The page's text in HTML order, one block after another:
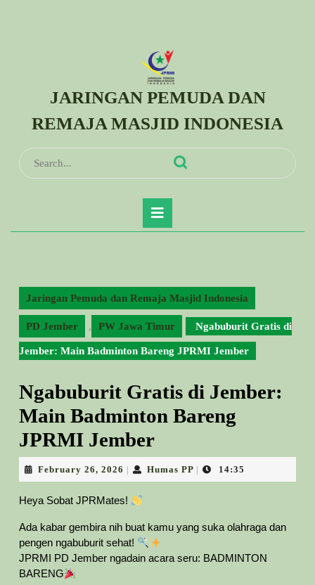
JARINGAN PEMUDA DAN
REMAJA MASJID INDONESIA
Jaringan Pemuda dan Remaja Masjid Indonesia
PD Jember , PW Jawa Timur Ngabuburit Gratis di
Jember: Main Badminton Bareng JPRMI Jember
Ngabuburit Gratis di Jember:
Main Badminton Bareng
JPRMI Jember
February 26, 2026 February
26,
2026
Humas PPHumas
PP
14:35
Heya Sobat JPRMates!
Ada kabar gembira nih buat kamu yang suka olahraga dan
pengen ngabuburit sehat!
JPRMI PD Jember ngadain acara seru: BADMINTON
BARENG